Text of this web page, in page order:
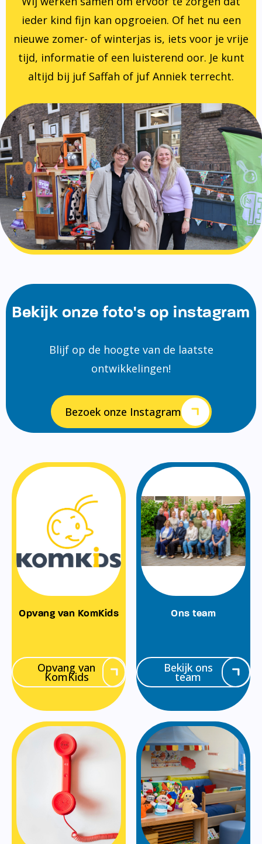
ieder kind fijn kan opgroeien. Of het nu een
nieuwe zomer- of winterjas is, iets voor je vrije
tijd, informatie of een luisterend oor. Je kunt
altijd bij juf Saffah of juf Anniek terrecht.
Bekijk onze foto's op instagram
Blijf op de hoogte van de laatste
ontwikkelingen!
Bezoek onze Instagram
Opvang van KomKids
Opvang van
KomKids
Ons team
Bekijk ons
team